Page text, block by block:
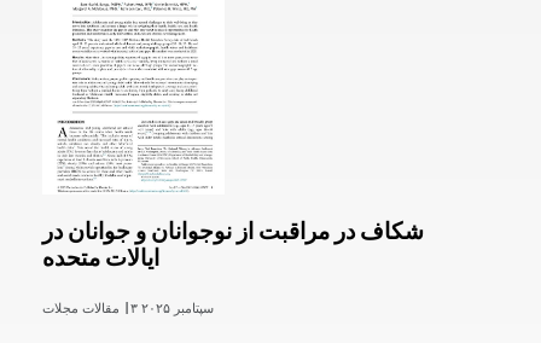
شکاف در مراقبت از نوجوانان و جوانان در
ایالات متحده
۳ سپتامبر ۲۰۲۵